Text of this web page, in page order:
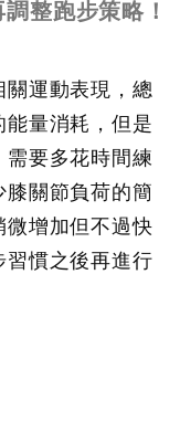
整跑步策略！
運動表現，總
量消耗，但是
要多花時間練
關節負荷的簡
增加但不過快
習慣之後再進行